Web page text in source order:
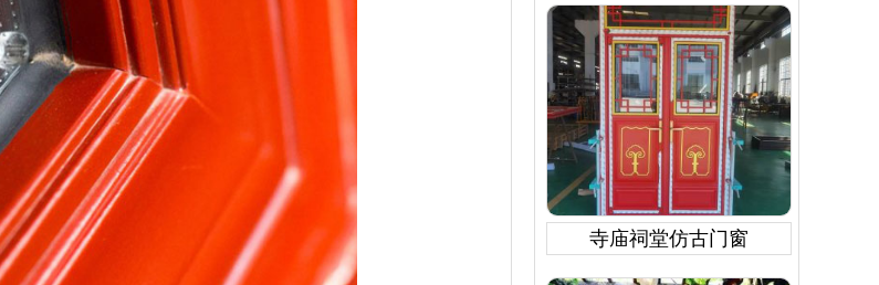
寺庙祠堂仿古门窗